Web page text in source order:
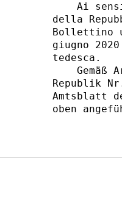
Ai
della
Bollettino
giugno
tedesca.
Gemäß
Republik
Amtsblatt
oben